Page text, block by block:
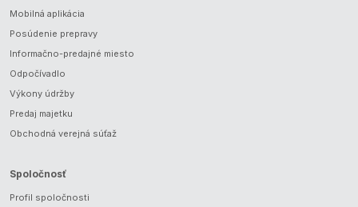
Mobilná aplikácia
Posúdenie prepravy
Informačno-predajné miesto
Odpočívadlo
Výkony údržby
Predaj majetku
Obchodná verejná súťaž
Spoločnosť
Profil spoločnosti